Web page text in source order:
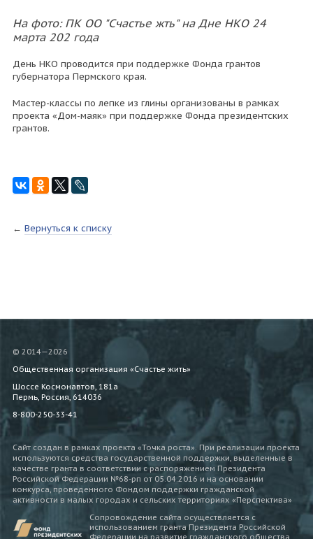
На фото: ПК ОО "Счастье жть" на Дне НКО 24
марта 202 года
День НКО проводится при поддержке Фонда грантов
губернатора Пермского края.
Мастер-классы по лепке из глины организованы в рамках
проекта «Дом-маяк» при поддержке Фонда президентских
грантов.
← Вернуться к списку
© 2014—2026
Общественная организация «Счастье жить»
Шоссе Космонавтов, 181а
Пермь, Россия, 614036
8-800-250-33-41
Сайт создан в рамках проекта «Точка роста». При реализации проекта
используются средства государственной поддержки, выделенные в
качестве гранта в соответствии c распоряжением Президента
Российской Федерации №68-рп от 05.04.2016 и на основании
конкурса, проведенного Фондом поддержки гражданской
активности в малых городах и сельских территориях «Перспектива»
Сопровождение сайта осуществляется с
использованием гранта Президента Российской
Федерации на развитие гражданского общества,